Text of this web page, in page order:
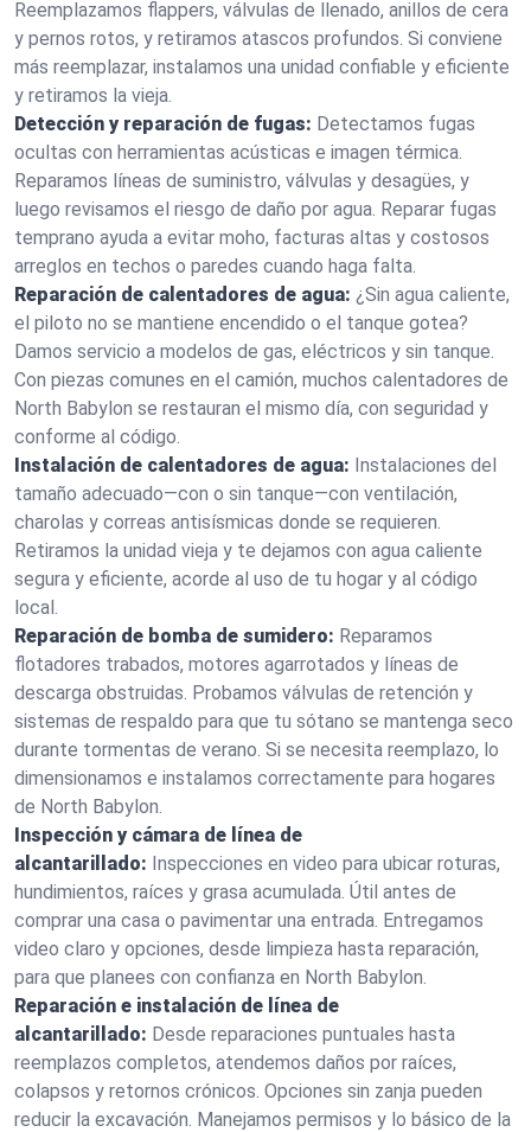
Reemplazamos flappers, válvulas de llenado, anillos de cera
y pernos rotos, y retiramos atascos profundos. Si conviene
más reemplazar, instalamos una unidad confiable y eficiente
y retiramos la vieja.
Detección y reparación de fugas: Detectamos fugas
ocultas con herramientas acústicas e imagen térmica.
Reparamos líneas de suministro, válvulas y desagües, y
luego revisamos el riesgo de daño por agua. Reparar fugas
temprano ayuda a evitar moho, facturas altas y costosos
arreglos en techos o paredes cuando haga falta.
Reparación de calentadores de agua: ¿Sin agua caliente,
el piloto no se mantiene encendido o el tanque gotea?
Damos servicio a modelos de gas, eléctricos y sin tanque.
Con piezas comunes en el camión, muchos calentadores de
North Babylon se restauran el mismo día, con seguridad y
conforme al código.
Instalación de calentadores de agua: Instalaciones del
tamaño adecuado—con o sin tanque—con ventilación,
charolas y correas antisísmicas donde se requieren.
Retiramos la unidad vieja y te dejamos con agua caliente
segura y eficiente, acorde al uso de tu hogar y al código
local.
Reparación de bomba de sumidero: Reparamos
flotadores trabados, motores agarrotados y líneas de
descarga obstruidas. Probamos válvulas de retención y
sistemas de respaldo para que tu sótano se mantenga seco
durante tormentas de verano. Si se necesita reemplazo, lo
dimensionamos e instalamos correctamente para hogares
de North Babylon.
Inspección y cámara de línea de
alcantarillado: Inspecciones en video para ubicar roturas,
hundimientos, raíces y grasa acumulada. Útil antes de
comprar una casa o pavimentar una entrada. Entregamos
video claro y opciones, desde limpieza hasta reparación,
para que planees con confianza en North Babylon.
Reparación e instalación de línea de
alcantarillado: Desde reparaciones puntuales hasta
reemplazos completos, atendemos daños por raíces,
colapsos y retornos crónicos. Opciones sin zanja pueden
reducir la excavación. Manejamos permisos y lo básico de la